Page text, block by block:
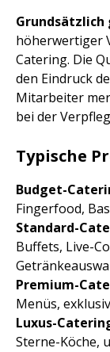
höherwertiger
Catering. Die
den Eindruck
Mitarbeiter
bei der
Typische
Budget-
Fingerfood,
Standard-
Buffets, Live-
Premium-
Menüs,
Luxus-
Sterne-Köche,